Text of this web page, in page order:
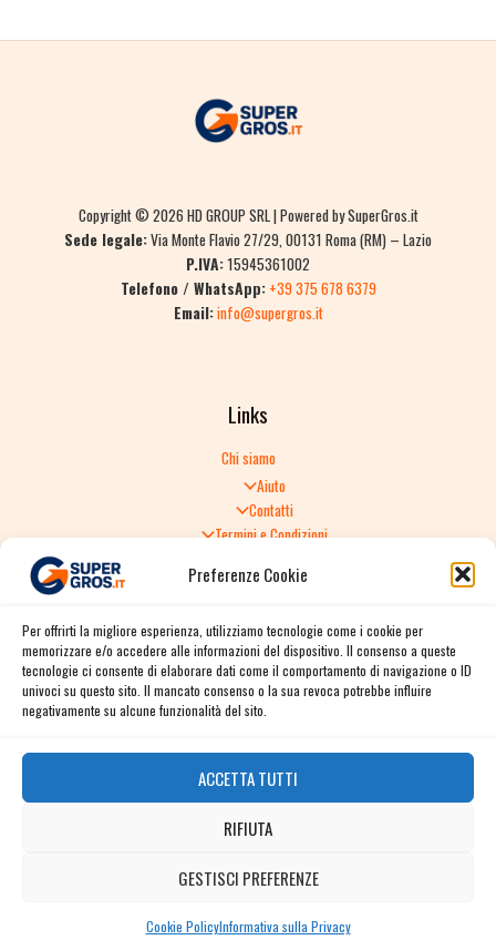
Preferenze Cookie
Per offrirti la migliore esperienza, utilizziamo tecnologie come i cookie per
memorizzare e/o accedere alle informazioni del dispositivo. Il consenso a queste
tecnologie ci consente di elaborare dati come il comportamento di navigazione o ID
univoci su questo sito. Il mancato consenso o la sua revoca potrebbe influire
negativamente su alcune funzionalità del sito.
ACCETTA TUTTI
RIFIUTA
GESTISCI PREFERENZE
Cookie PolicyInformativa sulla Privacy
Copyright © 2026 HD GROUP SRL | Powered by SuperGros.it
Sede legale:Via Monte Flavio 27/29, 00131 Roma (RM) – Lazio
P.IVA:15945361002
Telefono / WhatsApp: +39 375 678 6379
Email:info@supergros.it
Links
Chi siamo
Aiuto
Contatti
Termini e Condizioni
Politica di Reso
Spedizione e consegna
Informativa sulla Privacy
Cookie Policy
Facebook
Instagram
Twitter / X